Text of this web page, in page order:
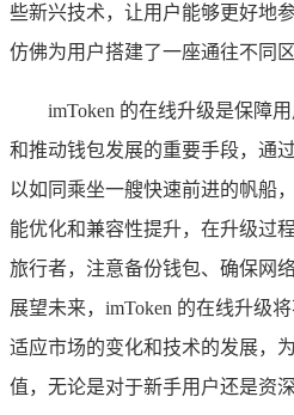
些新兴技术，让用户能够更好地
仿佛为用户搭建了一座通往不同
imToken 的在线升级是保障
和推动钱包发展的重要手段，通
以如同乘坐一艘快速前进的帆船
能优化和兼容性提升，在升级过
旅行者，注意备份钱包、确保网
展望未来，imToken 的在线升级
适应市场的变化和技术的发展，
值，无论是对于新手用户还是资